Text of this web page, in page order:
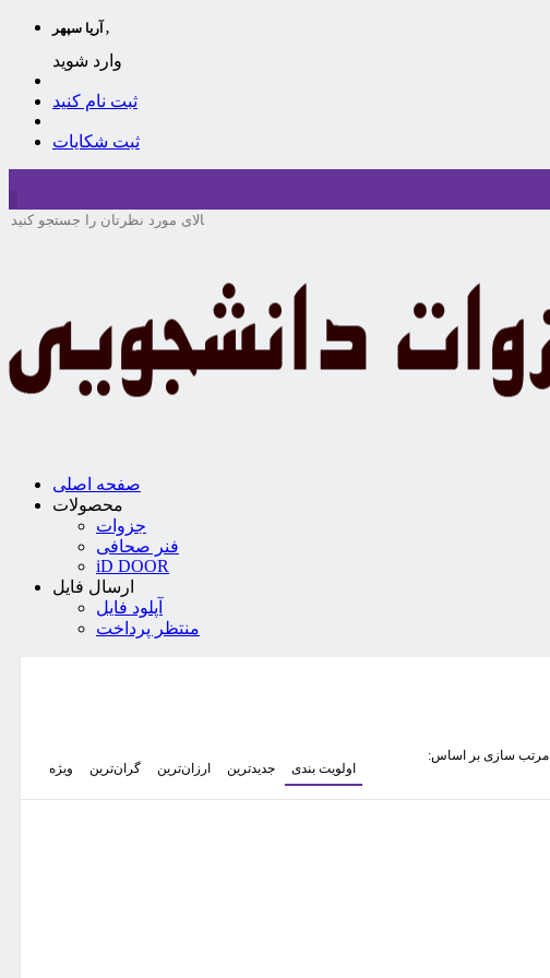
آریا سپهر ,
وارد شوید
ثبت نام کنید
ثبت شکایات
صفحه اصلی
محصولات
جزوات
فنر صحافی
iD DOOR
ارسال فایل
آپلود فایل
منتظر پرداخت
مرتب سازی بر اساس:
اولویت بندی
جدیدترین ارزان‌ترین گران‌ترین ویژه